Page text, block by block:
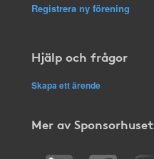
Registrera ny förening
Hjälp och frågor
Skapa ett ärende
Mer av Sponsorhuset